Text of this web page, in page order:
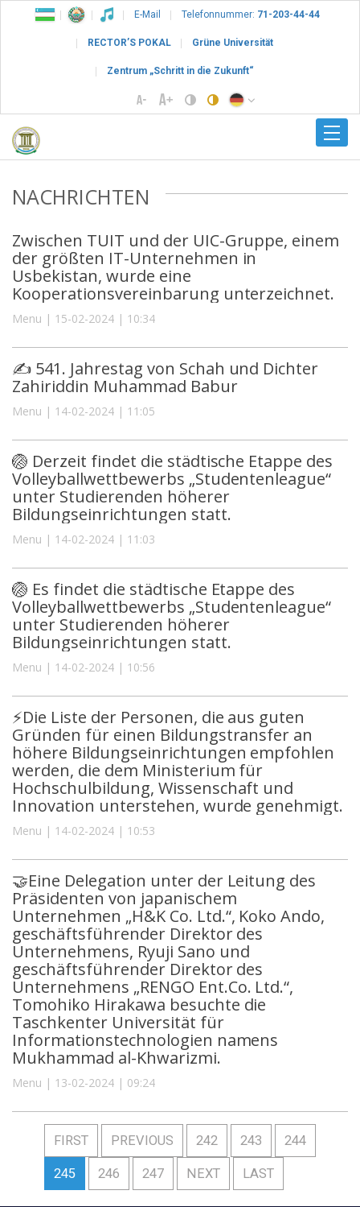
E-Mail Telefonnummer: 71-203-44-44
RECTOR’S POKAL Grüne Universität
Zentrum „Schritt in die Zukunft“
NACHRICHTEN
Zwischen TUIT und der UIC-Gruppe, einem
der größten IT-Unternehmen in
Usbekistan, wurde eine
Kooperationsvereinbarung unterzeichnet.
Menu | 15-02-2024 | 10:34
✍️ 541. Jahrestag von Schah und Dichter
Zahiriddin Muhammad Babur
Menu | 14-02-2024 | 11:05
🏐 Derzeit findet die städtische Etappe des
Volleyballwettbewerbs „Studentenleague“
unter Studierenden höherer
Bildungseinrichtungen statt.
Menu | 14-02-2024 | 11:03
🏐 Es findet die städtische Etappe des
Volleyballwettbewerbs „Studentenleague“
unter Studierenden höherer
Bildungseinrichtungen statt.
Menu | 14-02-2024 | 10:56
⚡️Die Liste der Personen, die aus guten
Gründen für einen Bildungstransfer an
höhere Bildungseinrichtungen empfohlen
werden, die dem Ministerium für
Hochschulbildung, Wissenschaft und
Innovation unterstehen, wurde genehmigt.
Menu | 14-02-2024 | 10:53
🤝Eine Delegation unter der Leitung des
Präsidenten von japanischem
Unternehmen „H&K Co. Ltd.“, Koko Ando,
geschäftsführender Direktor des
Unternehmens, Ryuji Sano und
geschäftsführender Direktor des
Unternehmens „RENGO Ent.Co. Ltd.“,
Tomohiko Hirakawa besuchte die
Taschkenter Universität für
Informationstechnologien namens
Mukhammad al-Khwarizmi.
Menu | 13-02-2024 | 09:24
FIRST PREVIOUS 242 243 244
245 246 247 NEXT LAST